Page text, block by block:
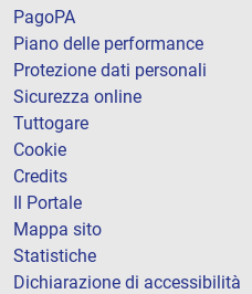
PagoPA
Piano delle performance
Protezione dati personali
Sicurezza online
Tuttogare
Cookie
Credits
Il Portale
Mappa sito
Statistiche
Dichiarazione di accessibilità